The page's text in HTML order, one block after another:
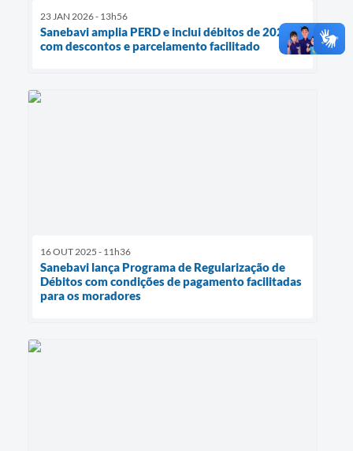
23 JAN 2026 - 13h56
Sanebavi amplia PERD e inclui débitos de 2025
com descontos e parcelamento facilitado
16 OUT 2025 - 11h36
Sanebavi lança Programa de Regularização de
Débitos com condições de pagamento facilitadas
para os moradores